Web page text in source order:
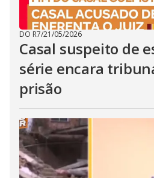
DO R7/21/05/2026
Casal suspeito de
série encara
prisão